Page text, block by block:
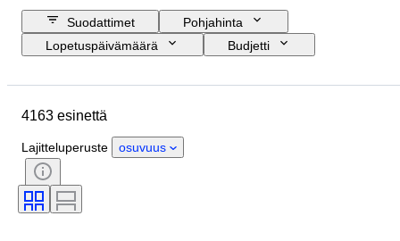
Suodattimet
Pohjahinta
Lopetuspäivämäärä
Budjetti
Materiaali
Sertifiointi
Tyylisuuntaus
Allekirjoitus
Rannekellon liike
4163 esinettä
Lajitteluperuste osuvuus